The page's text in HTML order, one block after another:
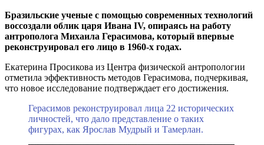
Бразильские ученые с помощью современных технологий
воссоздали облик царя Ивана IV, опираясь на работу
антрополога Михаила Герасимова, который впервые
реконструировал его лицо в 1960-х годах.
Екатерина Просикова из Центра физической антропологии
отметила эффективность методов Герасимова, подчеркивая,
что новое исследование подтверждает его достижения.
Герасимов реконструировал лица 22 исторических
личностей, что дало представление о таких
фигурах, как Ярослав Мудрый и Тамерлан.